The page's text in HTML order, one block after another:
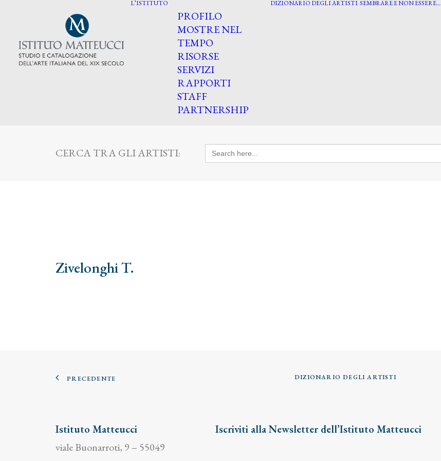
L’ISTITUTO
PROFILO
MOSTRE NEL
TEMPO
RISORSE
SERVIZI
RAPPORTI
STAFF
PARTNERSHIP
DIZIONARIO DEGLI ARTISTI SEMBRARE E NON ESSERE…
CERCA TRA GLI ARTISTI: Search
for:
Zivelonghi T.
PRECEDENTE DIZIONARIO DEGLI ARTISTI
Istituto Matteucci
viale Buonarroti, 9 – 55049
Iscriviti alla Newsletter dell’Istituto Matteucci